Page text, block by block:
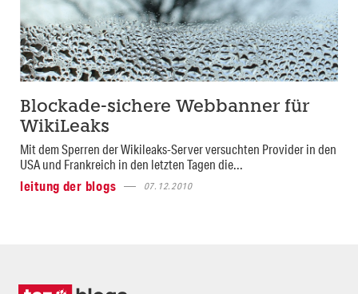
Blockade-sichere Webbanner für
WikiLeaks
Mit dem Sperren der Wikileaks-Server versuchten Provider in den
USA und Frankreich in den letzten Tagen die...
leitung der blogs
07.12.2010